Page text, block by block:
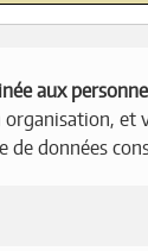
aux
organisation, et
de données